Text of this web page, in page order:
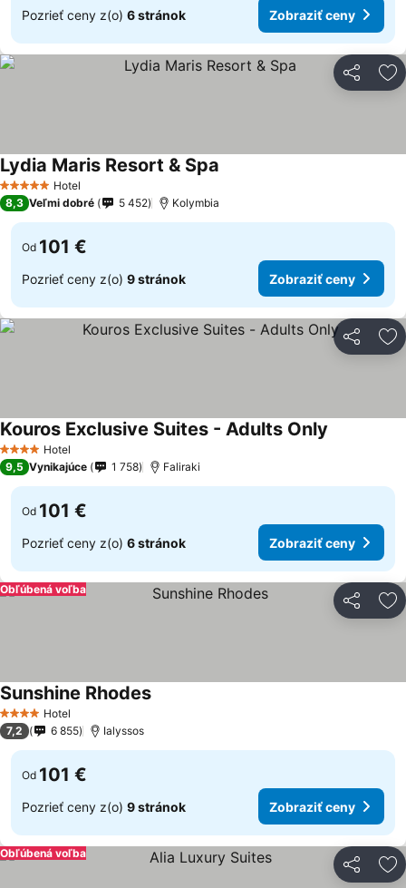
Pozrieť ceny z(o) 6 stránok Zobraziť ceny
Zdieľať
5 Počet hviezdičiek
Hotel
Lydia Maris Resort & Spa
8,3 Veľmi dobré 5 452 Kolymbia
Od 101 €
Pozrieť ceny z(o) 9 stránok Zobraziť ceny
Zdieľať
4 Počet hviezdičiek
Hotel
Kouros Exclusive Suites - Adults Only
9,5 Vynikajúce 1 758 Faliraki
Od 101 €
Pozrieť ceny z(o) 6 stránok Zobraziť ceny
Zdieľať
Obľúbená voľba
4 Počet hviezdičiek
Hotel
Sunshine Rhodes
7,2 6 855 Ialyssos
Od 101 €
Pozrieť ceny z(o) 9 stránok Zobraziť ceny
Zdieľať
Obľúbená voľba